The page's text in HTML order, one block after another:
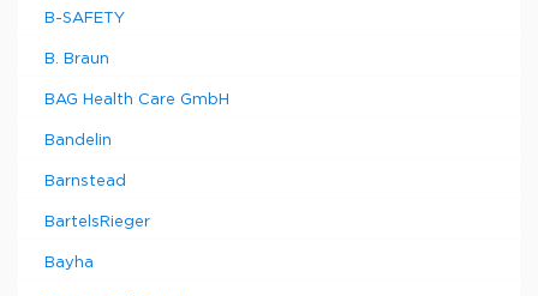
B-SAFETY
B. Braun
BAG Health Care GmbH
Bandelin
Barnstead
BartelsRieger
Bayha